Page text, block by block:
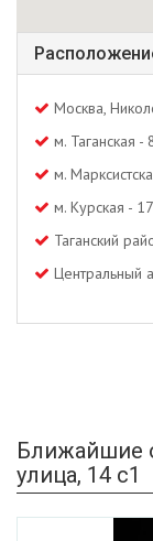
Москва,
м. Таганская -
м.
м. Курская -
Таганский
Центральный
Ближайшие
улица, 14 с1